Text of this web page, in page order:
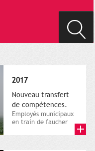
2017
Nouveau transfert
de compétences.
Employés municipaux
en train de faucher